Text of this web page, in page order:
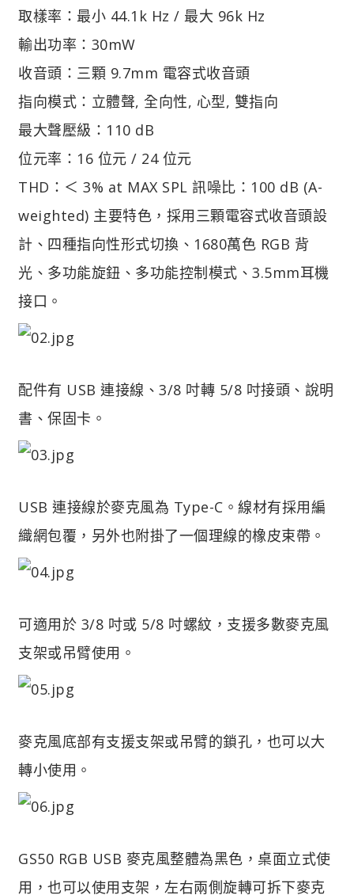
取樣率：最小 44.1k Hz / 最大 96k Hz
輸出功率：30mW
收音頭：三顆 9.7mm 電容式收音頭
指向模式：立體聲, 全向性, 心型, 雙指向
最大聲壓級：110 dB
位元率：16 位元 / 24 位元
THD：＜ 3% at MAX SPL 訊噪比：100 dB (A-
weighted) 主要特色，採用三顆電容式收音頭設
計、四種指向性形式切換、1680萬色 RGB 背
光、多功能旋鈕、多功能控制模式、3.5mm耳機
接口。
配件有 USB 連接線、3/8 吋轉 5/8 吋接頭、說明
書、保固卡。
USB 連接線於麥克風為 Type-C。線材有採用編
織網包覆，另外也附掛了一個理線的橡皮束帶。
可適用於 3/8 吋或 5/8 吋螺紋，支援多數麥克風
支架或吊臂使用。
麥克風底部有支援支架或吊臂的鎖孔，也可以大
轉小使用。
GS50 RGB USB 麥克風整體為黑色，桌面立式使
用，也可以使用支架，左右兩側旋轉可拆下麥克